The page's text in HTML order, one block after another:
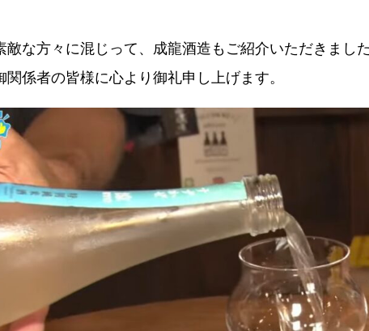
敵な方々に混じって、成龍酒造もご紹介いただきまし
係者の皆様に心より御礼申し上げます。